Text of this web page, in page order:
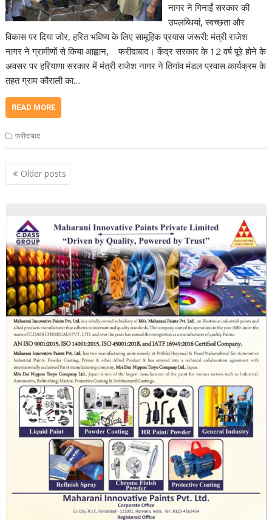
नागर ने गिनाईं सरकार की
उपलब्धियां, स्वच्छता और
विकास पर दिया जोर, हरित भविष्य के लिए सामूहिक प्रयास जरूरी: मंत्री राजेश
नागर ने ग्रामीणों से किया आह्वान, फरीदाबाद। केंद्र सरकार के 12 वर्ष पूरे होने के
अवसर पर हरियाणा सरकार में मंत्री राजेश नागर ने तिगांव मंडल प्रवास कार्यक्रम के
तहत ग्राम कौराली का…
READ MORE
फरीदाबाद
Posts
navigation
Older posts